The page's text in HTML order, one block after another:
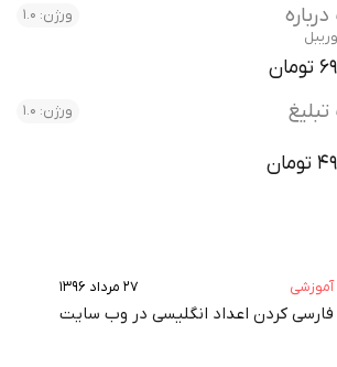
ورژن: 1.0
ورژن: 1.0
آموزشی ۲۷ مرداد ۱۳۹۶
فارسی کردن اعداد انگلیسی در وب‌ سایت